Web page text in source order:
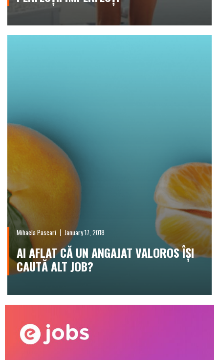
Mihaela Pascari January 17, 2018
AI AFLAT CĂ UN ANGAJAT VALOROS ÎȘI
CAUTĂ ALT JOB?